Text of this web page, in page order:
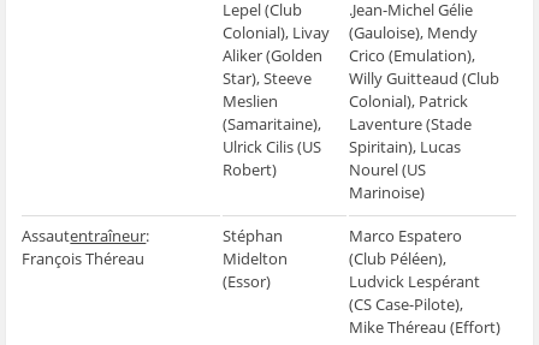
l
e
d
a
n
s
u
n
e
n
o
u
v
l
e
e
n
ê
r
e
d
a
n
s
u
n
e
n
o
u
v
l
e
f
e
f
o
v
r
e
d
a
n
s
u
n
e
o
u
e
e
f
e
n
Lepel (Club
Colonial), Livay
Aliker (Golden
Star), Steeve
Meslien
(Samaritaine),
Ulrick Cilis (US
Robert)
.Jean-Michel Gélie
(Gauloise), Mendy
Crico (Emulation),
Willy Guitteaud (Club
Colonial), Patrick
Laventure (Stade
Spiritain), Lucas
Nourel (US
Marinoise)
Assautentraîneur:
François Théreau
Stéphan
Midelton
(Essor)
Marco Espatero
(Club Péléen),
Ludvick Lespérant
(CS Case-Pilote),
Mike Théreau (Effort)